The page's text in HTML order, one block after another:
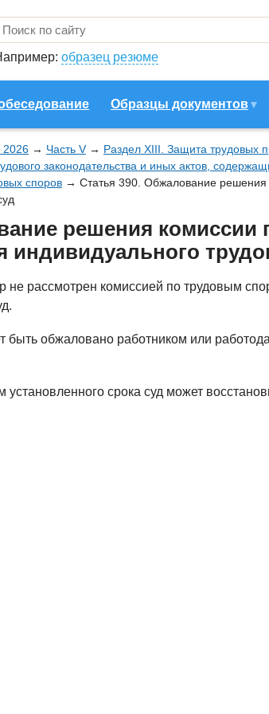
образец резюме
Образцы документов
2026 → Часть V→ Раздел XIII. Защита трудовых
законодательства и иных актов,
споров → Статья 390. Обжалование
решения
индивидуального
не рассмотрен комиссией по трудовым
обжаловано работником или
срока суд может